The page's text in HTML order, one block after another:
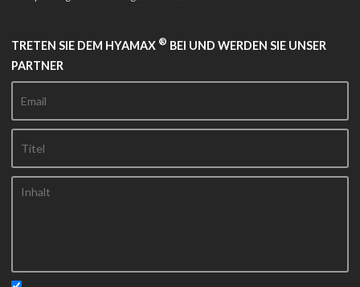
TRETEN SIE DEM HYAMAX ® BEI UND WERDEN SIE UNSER
PARTNER